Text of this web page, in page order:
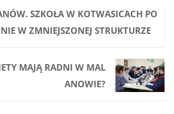
SZKOŁA W KOTWASICACH PO
W ZMNIEJSZONEJ STRUKTURZE
MAJĄ RADNI W MAL
ANOWIE?